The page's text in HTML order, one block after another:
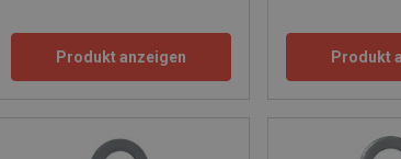
Looking for horizontal or vertical lifting clamps? REMA
especially designed for lifting (stainless) steel sheets,
If any questions should arise, consult our sales
Produkt anzeigen Produkt